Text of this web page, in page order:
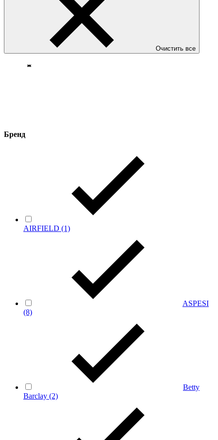
Очистить все
Бренд
AIRFIELD (1)
ASPESI
(8)
Betty
Barclay (2)